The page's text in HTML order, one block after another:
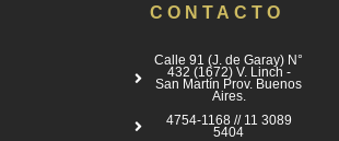
CONTACTO
Calle 91 (J. de Garay) N°
432 (1672) V. Linch -
San Martín Prov. Buenos
Aires.
4754-1168 // 11 3089
5404